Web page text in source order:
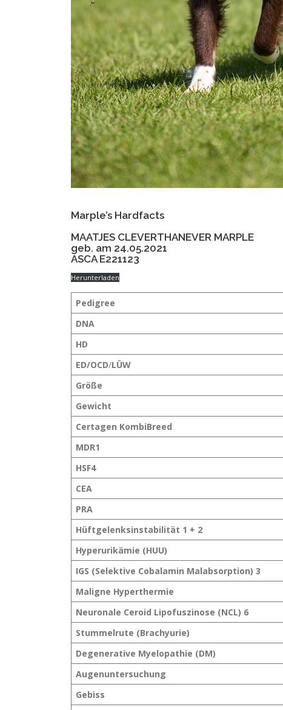
Marple’s Hardfacts
MAATJES CLEVERTHANEVER MARPLE
geb. am 24.05.2021
ASCA E221123
Herunterladen
Pedigree
DNA
HD
ED/OCD/LÜW
Größe
Gewicht
Certagen KombiBreed
MDR1
HSF4
CEA
PRA
Hüftgelenksinstabilität 1 + 2
Hyperurikämie (HUU)
IGS (Selektive Cobalamin Malabsorption) 3
Maligne Hyperthermie
Neuronale Ceroid Lipofuszinose (NCL) 6
Stummelrute (Brachyurie)
Degenerative Myelopathie (DM)
Augenuntersuchung
Gebiss